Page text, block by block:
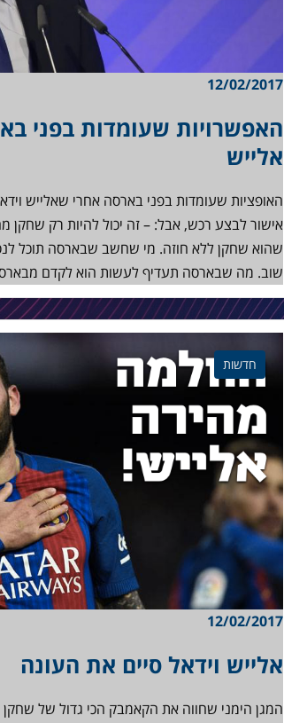
12/02/2017
האפשרויות שעומדות בפני
אלייש
האופציות שעומדות בפני בארסה אחרי שאלייש
אישור לבצע רכש, אבל: – זה יכול להיות רק שחקן
שהוא שחקן ללא חוזה. מי שחשב שבארסה תוכל
שוב. מה שבארסה תעדיף לעשות הוא לקדם
חדשות
12/02/2017
אלייש וידאל סיים את העונה
המגן הימני שחווה את הקאמבק הכי גדול של